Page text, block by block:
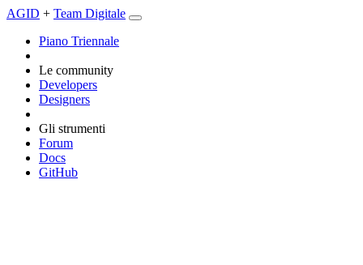
AGID + Team Digitale
Piano Triennale
Le community
Developers
Designers
Gli strumenti
Forum
Docs
GitHub